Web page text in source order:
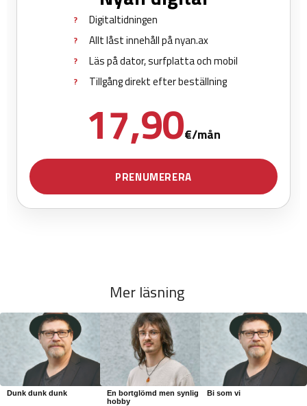
Mer läsning
Dunk dunk dunk
En bortglömd men synlig
hobby
Bi som vi